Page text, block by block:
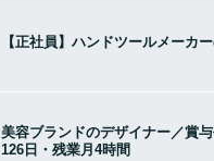
【正社員】ハンドツールメーカ
美容ブランドのデザイナー／賞
126日・残業月4時間